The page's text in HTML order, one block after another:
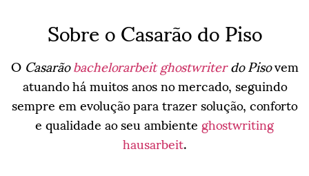
Sobre o Casarão do Piso
OCasarãobachelorarbeit ghostwriterdo Pisovem
atuando há muitos anos no mercado, seguindo
sempre em evolução para trazer solução, conforto
e qualidade ao seu ambienteghostwriting
hausarbeit.